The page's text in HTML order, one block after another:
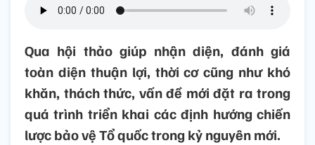
Qua hội thảo giúp nhận diện, đánh giá
toàn diện thuận lợi, thời cơ cũng như khó
khăn, thách thức, vấn đề mới đặt ra trong
quá trình triển khai các định hướng chiến
lược bảo vệ Tổ quốc trong kỷ nguyên mới.